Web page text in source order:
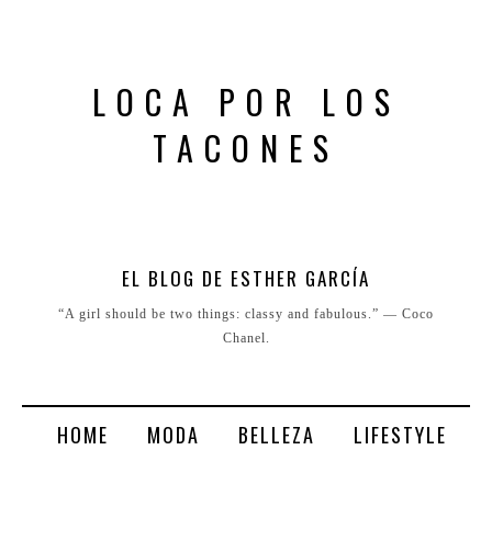
LOCA POR LOS
TACONES
EL BLOG DE ESTHER GARCÍA
“A girl should be two things: classy and fabulous.” ― Coco
Chanel.
HOME MODA BELLEZA LIFESTYLE